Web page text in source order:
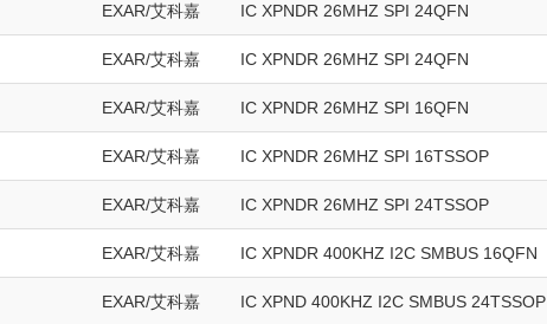
EXAR/艾科嘉 IC XPNDR 26MHZ SPI 24QFN
EXAR/艾科嘉 IC XPNDR 26MHZ SPI 24QFN
EXAR/艾科嘉 IC XPNDR 26MHZ SPI 16QFN
EXAR/艾科嘉 IC XPNDR 26MHZ SPI 16TSSOP
EXAR/艾科嘉 IC XPNDR 26MHZ SPI 24TSSOP
EXAR/艾科嘉 IC XPNDR 400KHZ I2C SMBUS 16QFN
EXAR/艾科嘉 IC XPND 400KHZ I2C SMBUS 24TSSOP